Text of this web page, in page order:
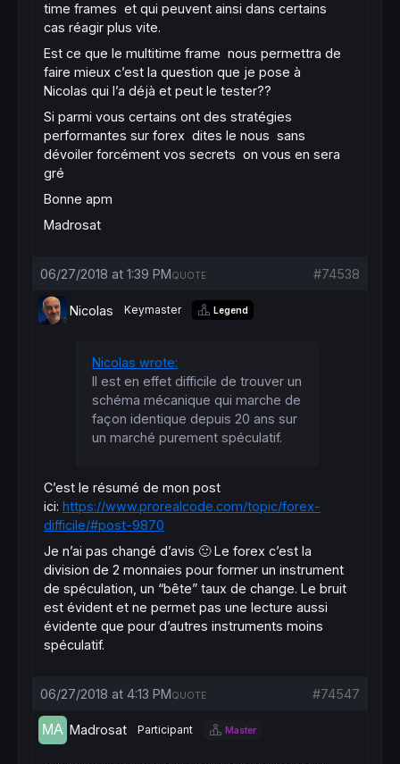
time frames et qui peuvent ainsi dans certains
cas réagir plus vite.
Est ce que le multitime frame nous permettra de
faire mieux c’est la question que je pose à
Nicolas qui l’a déjà et peut le tester??
Si parmi vous certains ont des stratégies
performantes sur forex dites le nous sans
dévoiler forcément vos secrets on vous en sera
gré
Bonne apm
Madrosat
06/27/2018 at 1:39 PM #74538
QUOTE
Nicolas Keymaster Legend
Nicolas wrote:
Il est en effet difficile de trouver un
schéma mécanique qui marche de
façon identique depuis 20 ans sur
un marché purement spéculatif.
C’est le résumé de mon post
ici: https://www.prorealcode.com/topic/forex-
difficile/#post-9870
Je n’ai pas changé d’avis 🙂 Le forex c’est la
division de 2 monnaies pour former un instrument
de spéculation, un “bête” taux de change. Le bruit
est évident et ne permet pas une lecture aussi
évidente que pour d’autres instruments moins
spéculatif.
06/27/2018 at 4:13 PM #74547
QUOTE
Madrosat Participant Master